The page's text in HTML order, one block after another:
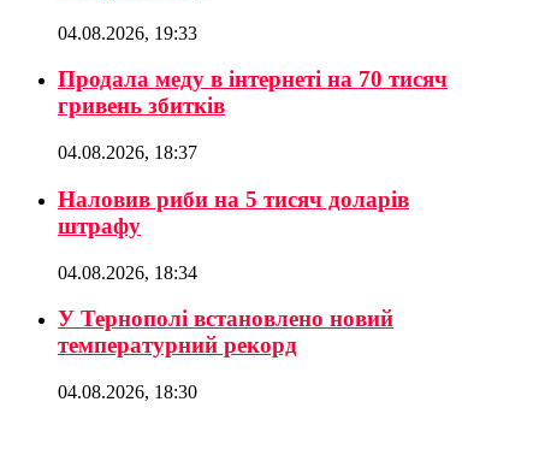
04.08.2026, 19:33
Продала меду в інтернеті на 70 тисяч
гривень збитків
04.08.2026, 18:37
Наловив риби на 5 тисяч доларів
штрафу
04.08.2026, 18:34
У Тернополі встановлено новий
температурний рекорд
04.08.2026, 18:30